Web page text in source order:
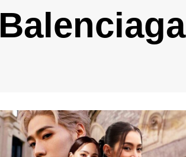
Balenciaga